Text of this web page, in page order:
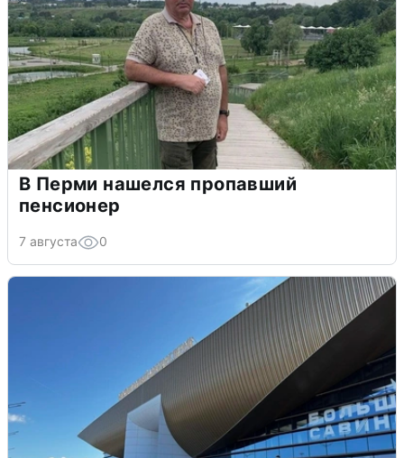
В Перми нашелся пропавший
пенсионер
7 августа 0